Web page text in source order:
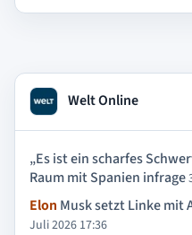
Welt Online
„Es ist ein scharfes
Raum mit Spanien infrage
Elon Musk setzt Linke mit
Juli 2026 17:36